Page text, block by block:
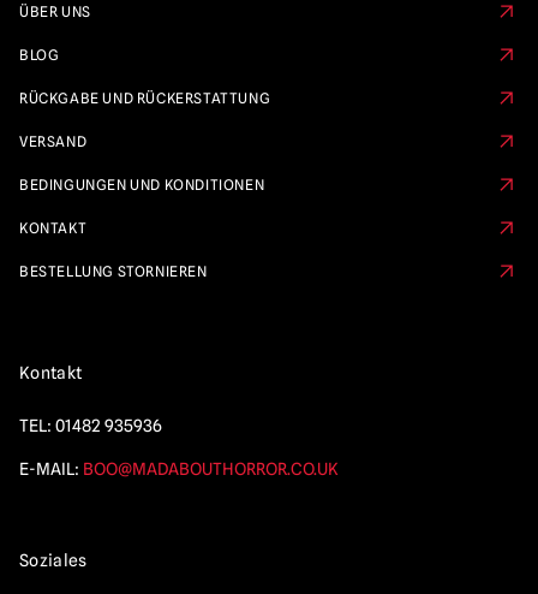
ÜBER UNS
BLOG
RÜCKGABE UND RÜCKERSTATTUNG
VERSAND
BEDINGUNGEN UND KONDITIONEN
KONTAKT
BESTELLUNG STORNIEREN
Kontakt
TEL: 01482 935936
E-MAIL: BOO@MADABOUTHORROR.CO.UK
Soziales